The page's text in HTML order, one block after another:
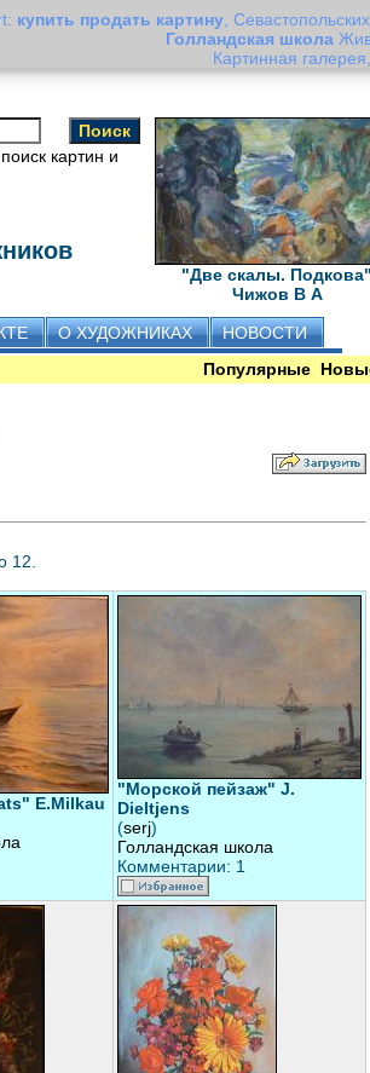
купить продать картину ,
Голландская школа
Картинная
картин и
"Две скалы. Подкова"
Чижов В А
О ХУДОЖНИКАХ
НОВОСТИ
Популярные
12.
E.Milkau
"Moрской пейзаж" J.
Dieltjens
(serj)
Голландская школа
Комментарии: 1